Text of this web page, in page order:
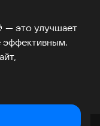
— это улучшает
эффективным.
©2026